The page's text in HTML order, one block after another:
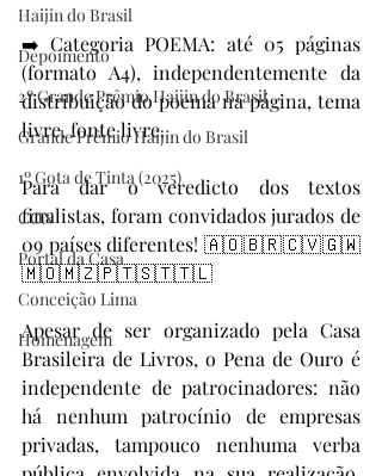
Haijin do Brasil
Depoimento
2º Grande Prêmio Haijin do Brasil
Grande Prêmio Haijin do Brasil
1º Gota de Tinta (2025)
CON
Portal da Casa
Conceição Lima
Homenagem
➡️ Categoria POEMA: até 05 páginas
(formato A4), independentemente da
distribuição do poema na página, tema
livre, fonte livre.
Para dar o veredicto dos textos
finalistas, foram convidados jurados de
09 países diferentes! 🇦🇴🇧🇷🇨🇻🇬🇼
🇲🇴🇲🇿🇵🇹🇸🇹🇹🇱
Apesar de ser organizado pela Casa
Brasileira de Livros, o Pena de Ouro é
independente de patrocinadores: não
há nenhum patrocínio de empresas
privadas, tampouco nenhuma verba